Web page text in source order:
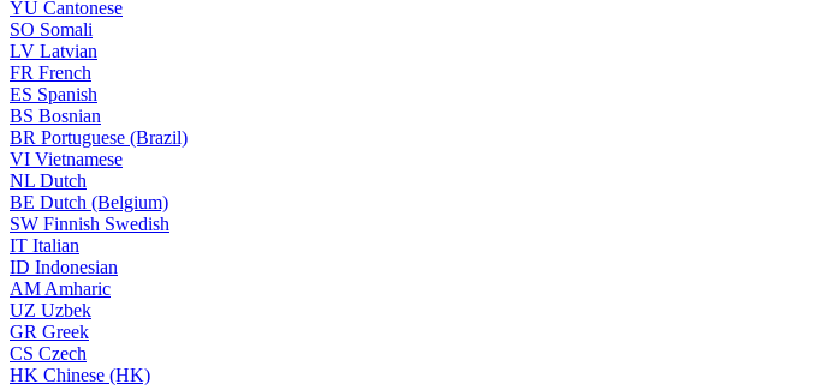
YU Cantonese
SO Somali
LV Latvian
FR French
ES Spanish
BS Bosnian
BR Portuguese (Brazil)
VI Vietnamese
NL Dutch
BE Dutch (Belgium)
SW Finnish Swedish
IT Italian
ID Indonesian
AM Amharic
UZ Uzbek
GR Greek
CS Czech
HK Chinese (HK)